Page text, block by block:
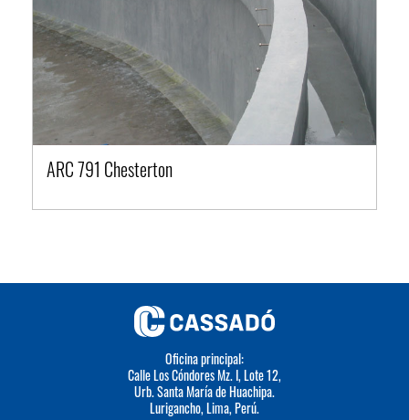
ARC 791 Chesterton
Oficina principal:
Calle Los Cóndores Mz. I, Lote 12,
Urb. Santa María de Huachipa.
Lurigancho, Lima, Perú.